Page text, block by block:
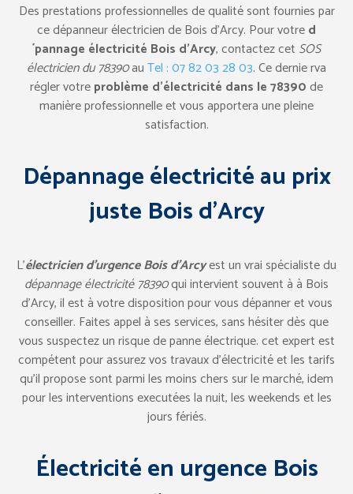
Des prestations professionnelles de qualité sont fournies par
ce dépanneur électricien de Bois d’Arcy. Pour votred
´pannage électricité Bois d’Arcy, contactez cet SOS
électricien du 78390auTel : 07 82 03 28 03. Ce dernie rva
régler votreproblème d’électricité dans le 78390de
manière professionnelle et vous apportera une pleine
satisfaction.
Dépannage électricité au prix
juste Bois d’Arcy
L’électricien d’urgence Bois d’Arcyest un vrai spécialiste du
dépannage électricité 78390qui intervient souvent à à Bois
d’Arcy, il est à votre disposition pour vous dépanner et vous
conseiller. Faites appel à ses services, sans hésiter dès que
vous suspectez un risque de panne électrique. cet expert est
compétent pour assurez vos travaux d’électricité et les tarifs
qu’il propose sont parmi les moins chers sur le marché, idem
pour les interventions executées la nuit, les weekends et les
jours fériés.
Électricité en urgence Bois